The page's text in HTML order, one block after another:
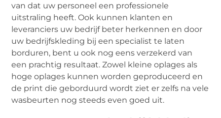
van dat uw personeel een professionele
uitstraling heeft. Ook kunnen klanten en
leveranciers uw bedrijf beter herkennen en door
uw bedrijfskleding bij een specialist te laten
borduren, bent u ook nog eens verzekerd van
een prachtig resultaat. Zowel kleine oplages als
hoge oplages kunnen worden geproduceerd en
de print die geborduurd wordt ziet er zelfs na vele
wasbeurten nog steeds even goed uit.